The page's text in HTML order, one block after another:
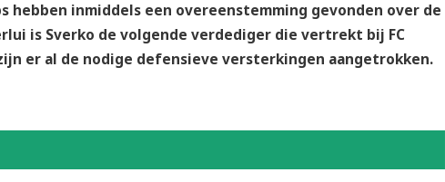
hebben inmiddels een overeenstemming gevonden over de
is Sverko de volgende verdediger die vertrekt bij FC
er al de nodige defensieve versterkingen aangetrokken.